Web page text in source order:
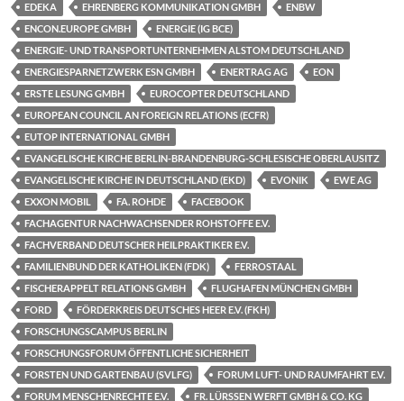
EDEKA
EHRENBERG KOMMUNIKATION GMBH
ENBW
ENCON.EUROPE GMBH
ENERGIE (IG BCE)
ENERGIE- UND TRANSPORTUNTERNEHMEN ALSTOM DEUTSCHLAND
ENERGIESPARNETZWERK ESN GMBH
ENERTRAG AG
EON
ERSTE LESUNG GMBH
EUROCOPTER DEUTSCHLAND
EUROPEAN COUNCIL AN FOREIGN RELATIONS (ECFR)
EUTOP INTERNATIONAL GMBH
EVANGELISCHE KIRCHE BERLIN-BRANDENBURG-SCHLESISCHE OBERLAUSITZ
EVANGELISCHE KIRCHE IN DEUTSCHLAND (EKD)
EVONIK
EWE AG
EXXON MOBIL
FA. ROHDE
FACEBOOK
FACHAGENTUR NACHWACHSENDER ROHSTOFFE E.V.
FACHVERBAND DEUTSCHER HEILPRAKTIKER E.V.
FAMILIENBUND DER KATHOLIKEN (FDK)
FERROSTAAL
FISCHERAPPELT RELATIONS GMBH
FLUGHAFEN MÜNCHEN GMBH
FORD
FÖRDERKREIS DEUTSCHES HEER E.V. (FKH)
FORSCHUNGSCAMPUS BERLIN
FORSCHUNGSFORUM ÖFFENTLICHE SICHERHEIT
FORSTEN UND GARTENBAU (SVLFG)
FORUM LUFT- UND RAUMFAHRT E.V.
FORUM MENSCHENRECHTE E.V.
FR. LÜRSSEN WERFT GMBH & CO. KG